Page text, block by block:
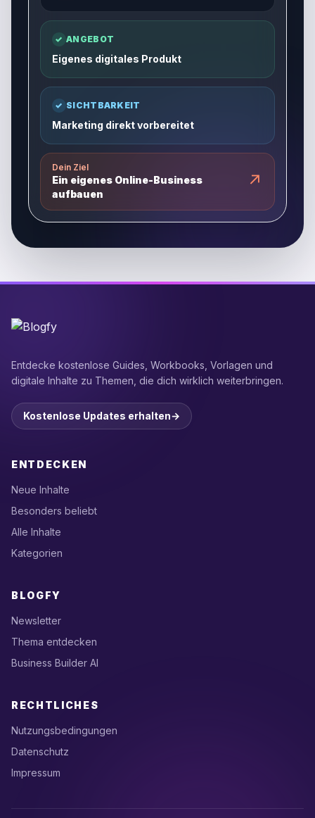
✓ ANGEBOT
Eigenes digitales Produkt
✓ SICHTBARKEIT
Marketing direkt vorbereitet
Dein Ziel
Ein eigenes Online-Business
aufbauen
↗
Entdecke kostenlose Guides, Workbooks, Vorlagen und
digitale Inhalte zu Themen, die dich wirklich weiterbringen.
Kostenlose Updates erhalten→
ENTDECKEN
Neue Inhalte
Besonders beliebt
Alle Inhalte
Kategorien
BLOGFY
Newsletter
Thema entdecken
Business Builder AI
RECHTLICHES
Nutzungsbedingungen
Datenschutz
Impressum